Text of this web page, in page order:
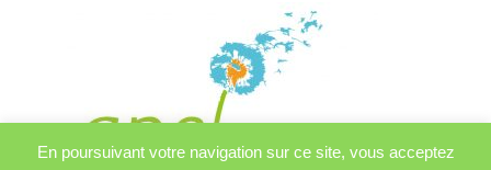
En poursuivant votre navigation sur ce site, vous acceptez